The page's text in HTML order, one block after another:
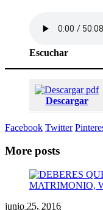
Escuchar
Descargar
Facebook Twitter
More posts
junio 25, 2016